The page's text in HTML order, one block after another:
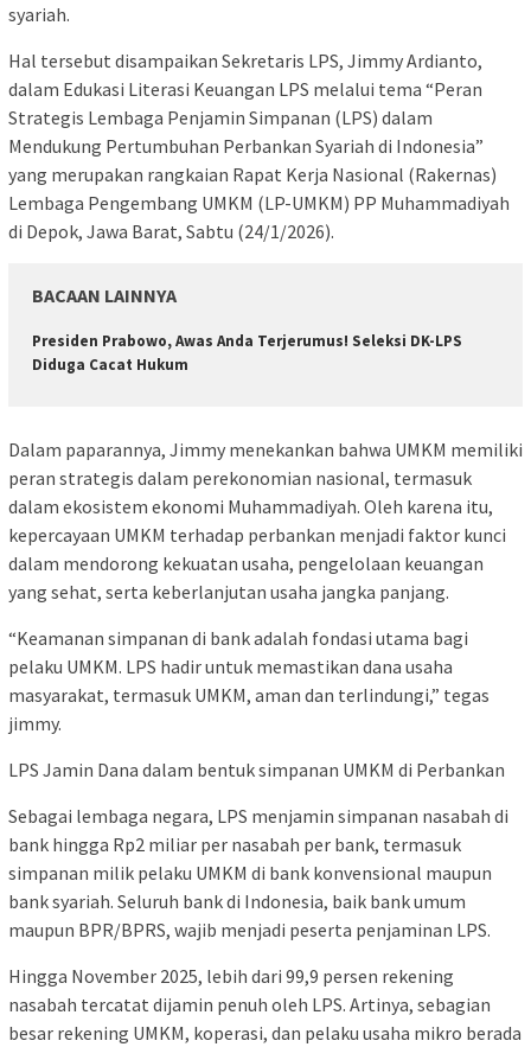
syariah.
Hal tersebut disampaikan Sekretaris LPS, Jimmy Ardianto,
dalam Edukasi Literasi Keuangan LPS melalui tema “Peran
Strategis Lembaga Penjamin Simpanan (LPS) dalam
Mendukung Pertumbuhan Perbankan Syariah di Indonesia”
yang merupakan rangkaian Rapat Kerja Nasional (Rakernas)
Lembaga Pengembang UMKM (LP-UMKM) PP Muhammadiyah
di Depok, Jawa Barat, Sabtu (24/1/2026).
BACAAN LAINNYA
Presiden Prabowo, Awas Anda Terjerumus! Seleksi DK-LPS
Diduga Cacat Hukum
Dalam paparannya, Jimmy menekankan bahwa UMKM memiliki
peran strategis dalam perekonomian nasional, termasuk
dalam ekosistem ekonomi Muhammadiyah. Oleh karena itu,
kepercayaan UMKM terhadap perbankan menjadi faktor kunci
dalam mendorong kekuatan usaha, pengelolaan keuangan
yang sehat, serta keberlanjutan usaha jangka panjang.
“Keamanan simpanan di bank adalah fondasi utama bagi
pelaku UMKM. LPS hadir untuk memastikan dana usaha
masyarakat, termasuk UMKM, aman dan terlindungi,” tegas
jimmy.
LPS Jamin Dana dalam bentuk simpanan UMKM di Perbankan
Sebagai lembaga negara, LPS menjamin simpanan nasabah di
bank hingga Rp2 miliar per nasabah per bank, termasuk
simpanan milik pelaku UMKM di bank konvensional maupun
bank syariah. Seluruh bank di Indonesia, baik bank umum
maupun BPR/BPRS, wajib menjadi peserta penjaminan LPS.
Hingga November 2025, lebih dari 99,9 persen rekening
nasabah tercatat dijamin penuh oleh LPS. Artinya, sebagian
besar rekening UMKM, koperasi, dan pelaku usaha mikro berada